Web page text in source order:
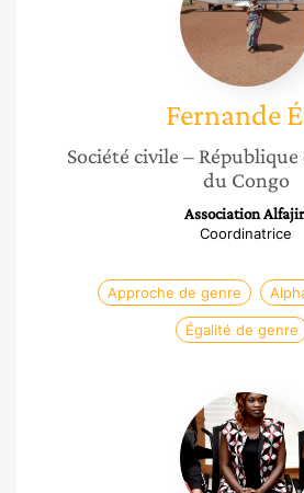
Fernande
Société civile –
du Congo
Association
Coordinatrice
Approche de genre
Égalité de genre
Khady
NDour